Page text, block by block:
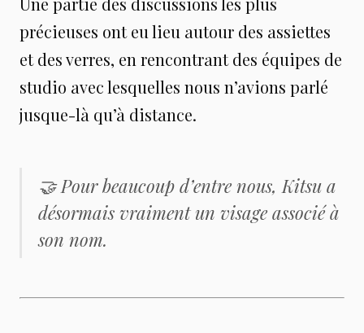
précieuses ont eu lieu autour des assiettes
et des verres, en rencontrant des équipes de
studio avec lesquelles nous n’avions parlé
jusque-là qu’à distance.
🤝 Pour beaucoup d’entre nous, Kitsu a
désormais vraiment un visage associé à
son nom.